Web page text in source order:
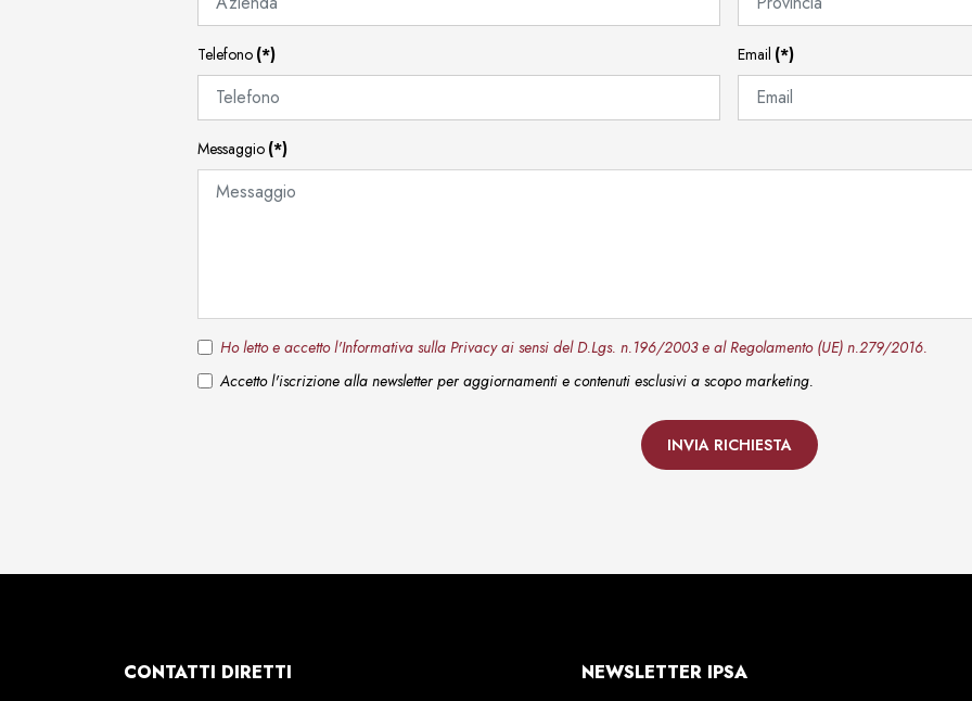
Telefono (*) Email (*)
Messaggio (*)
Ho letto e accetto l'Informativa sulla Privacy ai sensi del D.Lgs. n.196/2003 e al Regolamento (UE) n.279/2016.
Accetto l'iscrizione alla newsletter per aggiornamenti e contenuti esclusivi a scopo marketing.
INVIA RICHIESTA
CONTATTI DIRETTI NEWSLETTER IPSA